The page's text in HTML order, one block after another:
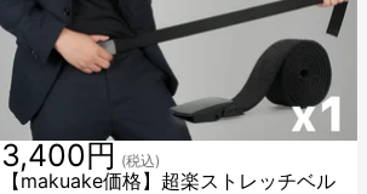
【makuake価格】超楽ストレッチベル
3,400円 (税込)